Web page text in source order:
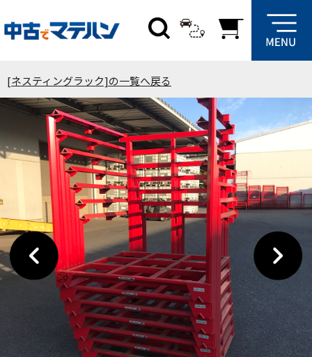
[ネスティングラック]の一覧へ戻る